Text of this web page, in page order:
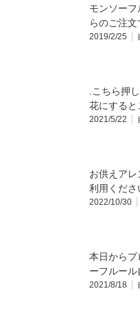
モンソー
らのご注
2019/2/25
.こちら押
花にすると
2021/5/22
お供えア
利用くださ
2022/10/30
本日からプ
ーフルール
2021/8/18